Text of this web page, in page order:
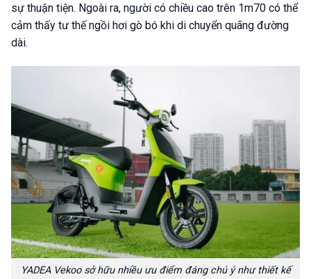
sự thuận tiện. Ngoài ra, người có chiều cao trên 1m70 có thể
cảm thấy tư thế ngồi hơi gò bó khi di chuyển quãng đường
dài.
YADEA Vekoo sở hữu nhiều ưu điểm đáng chú ý như thiết kế